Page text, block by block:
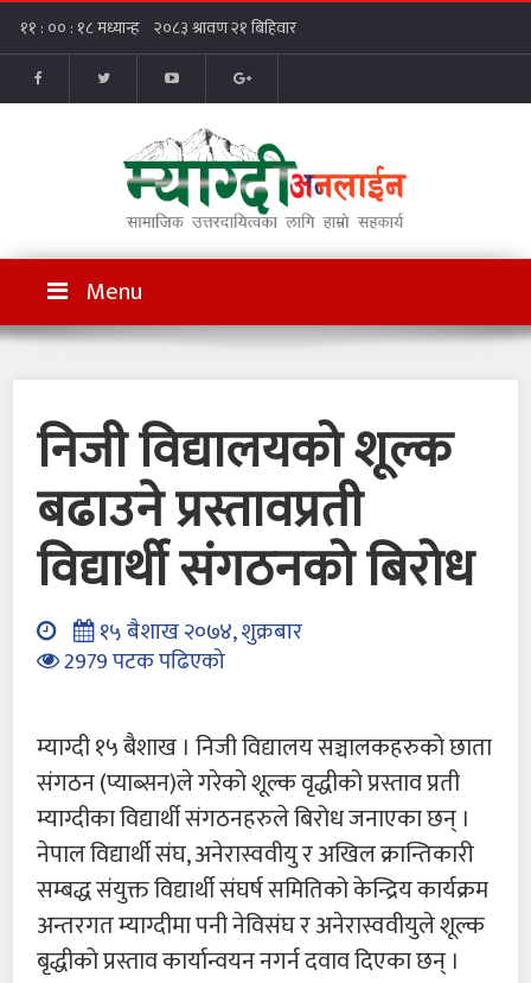
Menu
निजी विद्यालयको शूल्क
बढाउने प्रस्तावप्रती
विद्यार्थी संगठनको बिरोध
१५ बैशाख २०७४, शुक्रबार
2979 पटक पढिएको
म्याग्दी १५ बैशाख । निजी विद्यालय सञ्चालकहरुको छाता
संगठन (प्याब्सन)ले गरेको शूल्क वृद्धीको प्रस्ताव प्रती
म्याग्दीका विद्यार्थी संगठनहरुले बिरोध जनाएका छन् ।
नेपाल विद्यार्थी संघ, अनेरास्ववीयु र अखिल क्रान्तिकारी
सम्बद्ध संयुक्त विद्यार्थी संघर्ष समितिको केन्द्रिय कार्यक्रम
अन्तरगत म्याग्दीमा पनी नेविसंघ र अनेरास्ववीयुले शूल्क
बृद्धीको प्रस्ताव कार्यान्वयन नगर्न दवाव दिएका छन् ।